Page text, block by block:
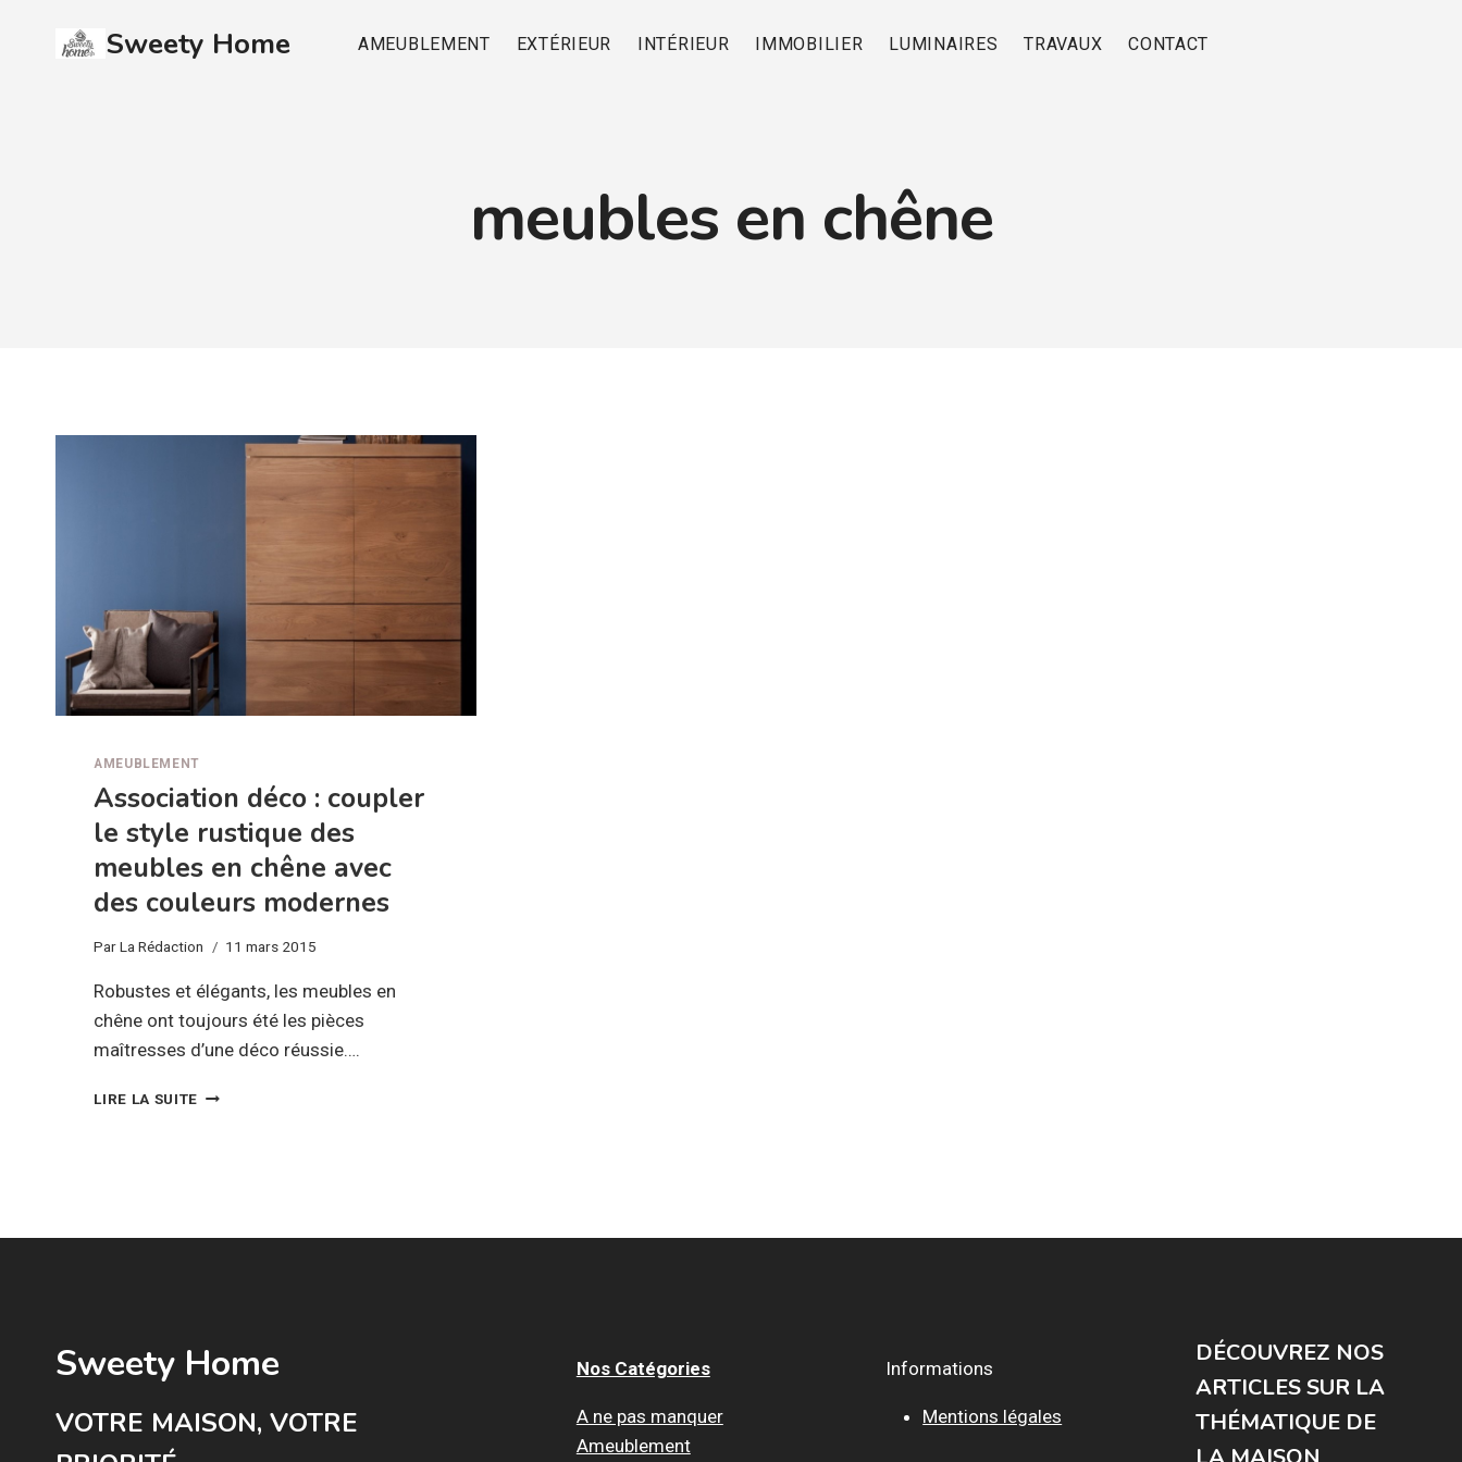
Sweety Home AMEUBLEMENT EXTÉRIEUR INTÉRIEUR IMMOBILIER LUMINAIRES TRAVAUX CONTACT
meubles en chêne
AMEUBLEMENT
Association déco : coupler
le style rustique des
meubles en chêne avec
des couleurs modernes
Par La Rédaction 11 mars 2015
Robustes et élégants, les meubles en
chêne ont toujours été les pièces
maîtresses d’une déco réussie….
LIRE LA SUITE ASSOCIATION
DES
MODERNES
Sweety Home
VOTRE MAISON, VOTRE
Nos Catégories
A ne pas manquer
Ameublement
Informations
Mentions légales
DÉCOUVREZ NOS
ARTICLES SUR LA
THÉMATIQUE DE